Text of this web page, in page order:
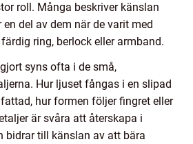
roll. Många beskriver känslan
del av dem när de varit med
ring, berlock eller armband.
syns ofta i de små,
Hur ljuset fångas i en slipad
hur formen följer fingret eller
är svåra att återskapa i
bidrar till känslan av att bära